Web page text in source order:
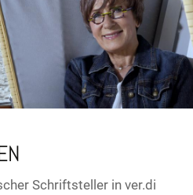
Schriftsteller in ver.di